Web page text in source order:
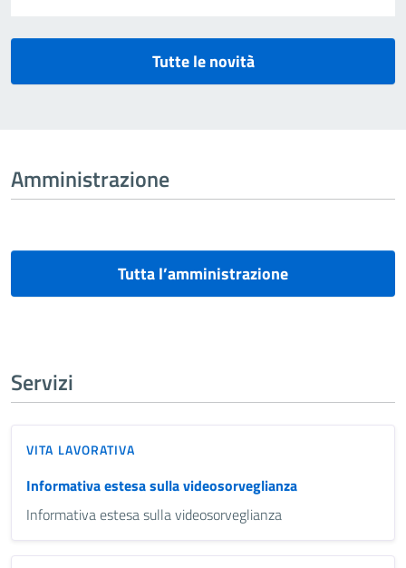
Tutte le novità
Amministrazione
Tutta l’amministrazione
Servizi
VITA LAVORATIVA
Informativa estesa sulla videosorveglianza
Informativa estesa sulla videosorveglianza